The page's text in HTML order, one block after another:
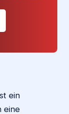
ein
eine